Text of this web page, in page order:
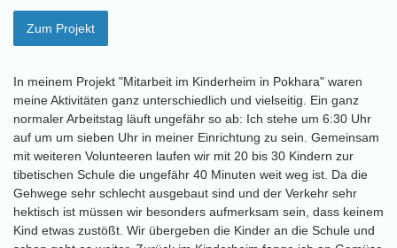
Zum Projekt
In meinem Projekt "Mitarbeit im Kinderheim in Pokhara" waren
meine Aktivitäten ganz unterschiedlich und vielseitig. Ein ganz
normaler Arbeitstag läuft ungefähr so ab: Ich stehe um 6:30 Uhr
auf um um sieben Uhr in meiner Einrichtung zu sein. Gemeinsam
mit weiteren Volunteeren laufen wir mit 20 bis 30 Kindern zur
tibetischen Schule die ungefähr 40 Minuten weit weg ist. Da die
Gehwege sehr schlecht ausgebaut sind und der Verkehr sehr
hektisch ist müssen wir besonders aufmerksam sein, dass keinem
Kind etwas zustößt. Wir übergeben die Kinder an die Schule und